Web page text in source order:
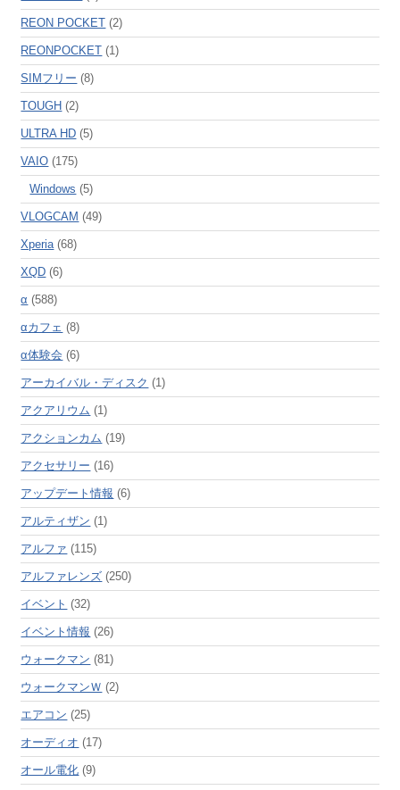
REON POCKET (2)
REONPOCKET (1)
SIMフリー (8)
TOUGH (2)
ULTRA HD (5)
VAIO (175)
Windows (5)
VLOGCAM (49)
Xperia(68)
XQD (6)
α (588)
αカフェ (8)
α体験会 (6)
アーカイバル・ディスク (1)
アクアリウム (1)
アクションカム (19)
アクセサリー (16)
アップデート情報 (6)
アルティザン (1)
アルファ (115)
アルファレンズ (250)
イベント (32)
イベント情報 (26)
ウォークマン (81)
ウォークマンＷ (2)
エアコン (25)
オーディオ (17)
オール電化 (9)